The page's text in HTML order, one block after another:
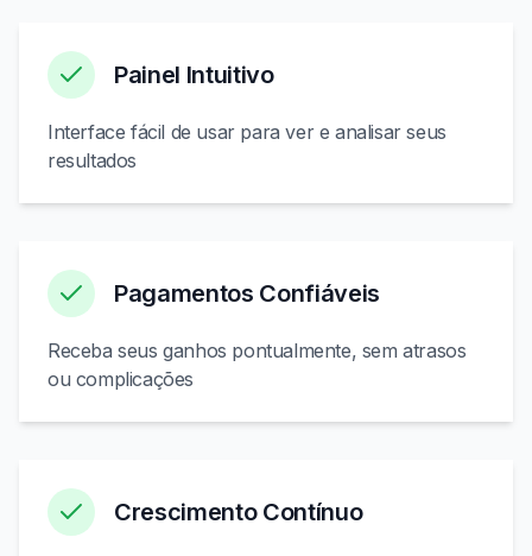
Painel Intuitivo
Interface fácil de usar para ver e analisar seus
resultados
Pagamentos Confiáveis
Receba seus ganhos pontualmente, sem atrasos
ou complicações
Crescimento Contínuo